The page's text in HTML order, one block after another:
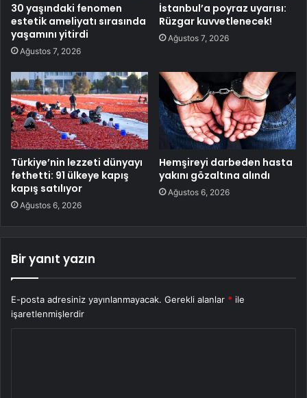
30 yaşındaki fenomen
estetik ameliyatı sırasında
yaşamını yitirdi
Ağustos 7, 2026
İstanbul’a poyraz uyarısı:
Rüzgar kuvvetlenecek!
Ağustos 7, 2026
Türkiye’nin lezzeti dünyayı
fethetti: 91 ülkeye kapış
kapış satılıyor
Ağustos 6, 2026
Hemşireyi darbeden hasta
yakını gözaltına alındı
Ağustos 6, 2026
Bir yanıt yazın
E-posta adresiniz yayınlanmayacak. Gerekli alanlar * ile
işaretlenmişlerdir